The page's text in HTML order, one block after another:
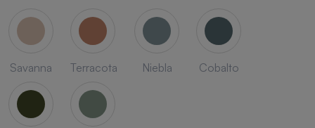
Savanna Terracota Niebla Cobalto